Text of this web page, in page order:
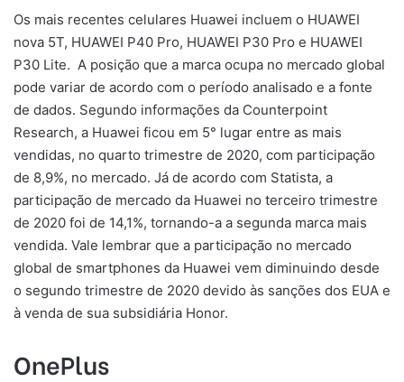
Os mais recentes celulares Huawei incluem o HUAWEI
nova 5T, HUAWEI P40 Pro, HUAWEI P30 Pro e HUAWEI
P30 Lite. A posição que a marca ocupa no mercado global
pode variar de acordo com o período analisado e a fonte
de dados. Segundo informações da Counterpoint
Research, a Huawei ficou em 5° lugar entre as mais
vendidas, no quarto trimestre de 2020, com participação
de 8,9%, no mercado. Já de acordo com Statista, a
participação de mercado da Huawei no terceiro trimestre
de 2020 foi de 14,1%, tornando-a a segunda marca mais
vendida. Vale lembrar que a participação no mercado
global de smartphones da Huawei vem diminuindo desde
o segundo trimestre de 2020 devido às sanções dos EUA e
à venda de sua subsidiária Honor.
OnePlus